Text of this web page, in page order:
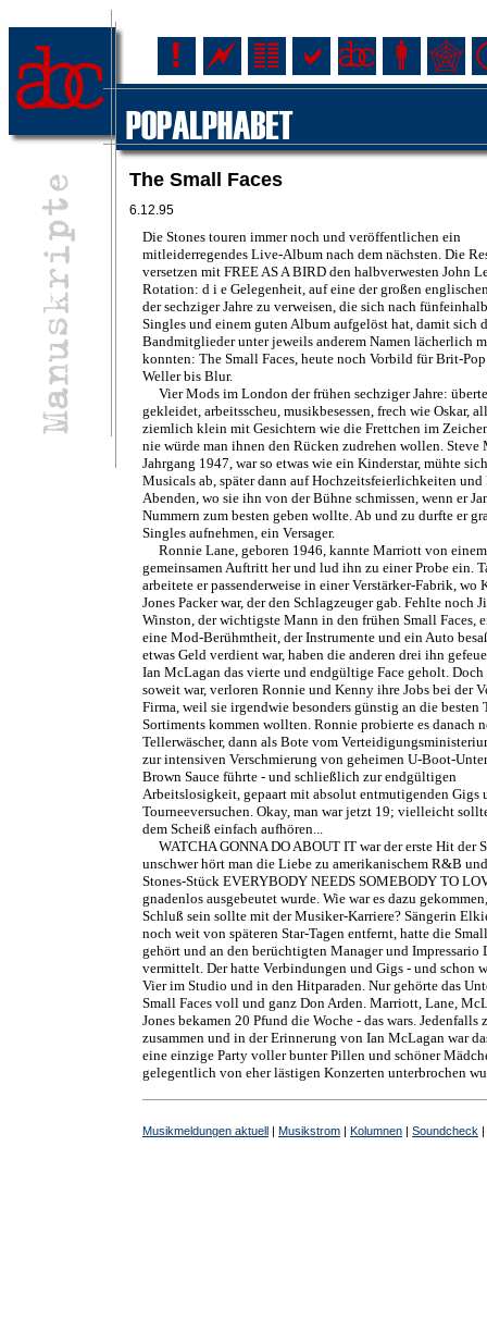
The Small Faces
6.12.95
Die Stones touren immer noch und veröffentlichen ein
mitleiderregendes Live-Album nach dem nächsten. Die
versetzen mit FREE AS A BIRD den halbverwesten John
Rotation: d i e Gelegenheit, auf eine der großen
der sechziger Jahre zu verweisen, die sich nach
Singles und einem guten Album aufgelöst hat, damit sich
Bandmitglieder unter jeweils anderem Namen lächerlich
konnten: The Small Faces, heute noch Vorbild für Brit-
Weller bis Blur.
Vier Mods im London der frühen sechziger Jahre:
gekleidet, arbeitsscheu, musikbesessen, frech wie Oskar,
ziemlich klein mit Gesichtern wie die Frettchen im
nie würde man ihnen den Rücken zudrehen wollen. Steve
Jahrgang 1947, war so etwas wie ein Kinderstar, mühte
Musicals ab, später dann auf Hochzeitsfeierlichkeiten und
Abenden, wo sie ihn von der Bühne schmissen, wenn er
Nummern zum besten geben wollte. Ab und zu durfte er
Singles aufnehmen, ein Versager.
Ronnie Lane, geboren 1946, kannte Marriott von einem
gemeinsamen Auftritt her und lud ihn zu einer Probe ein.
arbeitete er passenderweise in einer Verstärker-Fabrik, wo
Jones Packer war, der den Schlagzeuger gab. Fehlte noch
Winston, der wichtigste Mann in den frühen Small Faces,
eine Mod-Berühmtheit, der Instrumente und ein Auto
etwas Geld verdient war, haben die anderen drei ihn
Ian McLagan das vierte und endgültige Face geholt. Doch
soweit war, verloren Ronnie und Kenny ihre Jobs bei der
Firma, weil sie irgendwie besonders günstig an die besten
Sortiments kommen wollten. Ronnie probierte es danach
Tellerwäscher, dann als Bote vom
zur intensiven Verschmierung von geheimen U-Boot-
Brown Sauce führte - und schließlich zur endgültigen
Arbeitslosigkeit, gepaart mit absolut entmutigenden Gigs
Tourneeversuchen. Okay, man war jetzt 19; vielleicht
dem Scheiß einfach aufhören...
WATCHA GONNA DO ABOUT IT war der erste Hit der
unschwer hört man die Liebe zu amerikanischem R&B
Stones-Stück EVERYBODY NEEDS SOMEBODY TO
gnadenlos ausgebeutet wurde. Wie war es dazu
Schluß sein sollte mit der Musiker-Karriere? Sängerin
noch weit von späteren Star-Tagen entfernt, hatte die
gehört und an den berüchtigten Manager und Impressario
vermittelt. Der hatte Verbindungen und Gigs - und schon
Vier im Studio und in den Hitparaden. Nur gehörte das
Small Faces voll und ganz Don Arden. Marriott, Lane,
Jones bekamen 20 Pfund die Woche - das wars. Jedenfalls
zusammen und in der Erinnerung von Ian McLagan war
eine einzige Party voller bunter Pillen und schöner
gelegentlich von eher lästigen Konzerten unterbrochen
Musikmeldungen aktuell | Musikstrom | Kolumnen | Soundcheck |